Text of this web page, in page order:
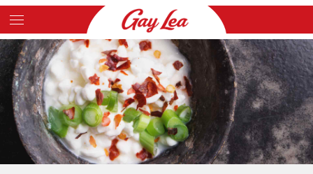
Skip
to
main
content
Main
Content